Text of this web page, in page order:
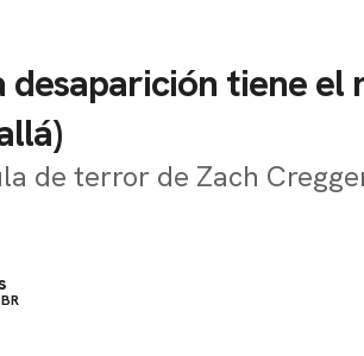
desaparición tiene
de terror de Zach